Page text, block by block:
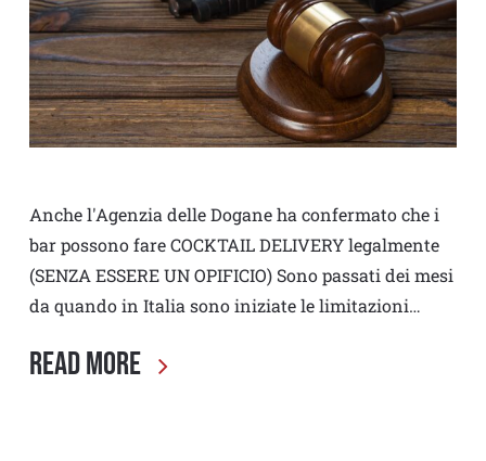
Anche l'Agenzia delle Dogane ha confermato che i
bar possono fare COCKTAIL DELIVERY legalmente
(SENZA ESSERE UN OPIFICIO) Sono passati dei mesi
da quando in Italia sono iniziate le limitazioni…
Read More